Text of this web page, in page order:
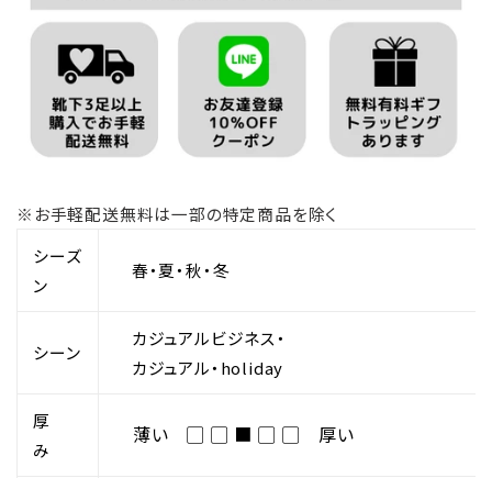
※お手軽配送無料は一部の特定商品を除く
シーズ
ン
春・夏・秋・冬
シーン
カジュアルビジネス・
カジュアル・holiday
厚
み
薄い ▢ ▢ ■ ▢ ▢ 厚い